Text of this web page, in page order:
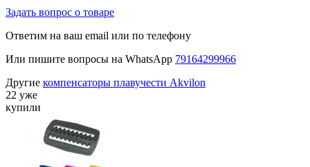
Задать вопрос о товаре
Ответим на ваш email или по телефону
Или пишите вопросы на WhatsApp 79164299966
Другие компенсаторы плавучести Akvilon
22 уже
купили